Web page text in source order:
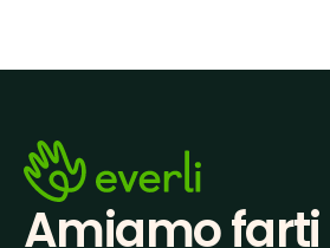
Amiamo farti